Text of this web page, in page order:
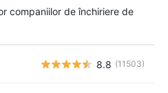
companiilor de închiriere de
8.8 (11503)